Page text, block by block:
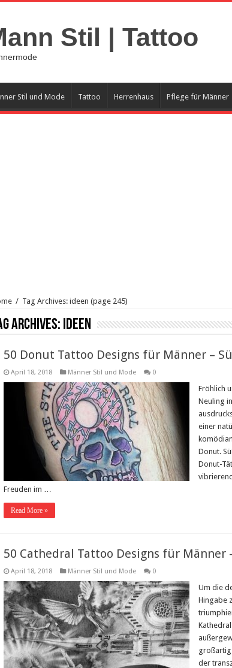
Stil | Tattoo
Stil und Mode Tattoo Herrenhaus Pflege für Männer
/ Tag Archives: ideen (page 245)
Archives: ideen
50 Donut Tattoo Designs für Männer –
April 18, 2018 Männer Stil und Mode 0
Fröhlich
Neuling
einer
Donut.
Donut-
Freuden im …
Read More »
50 Cathedral Tattoo Designs für Männer
April 18, 2018 Männer Stil und Mode 0
Um die
Hingabe
der